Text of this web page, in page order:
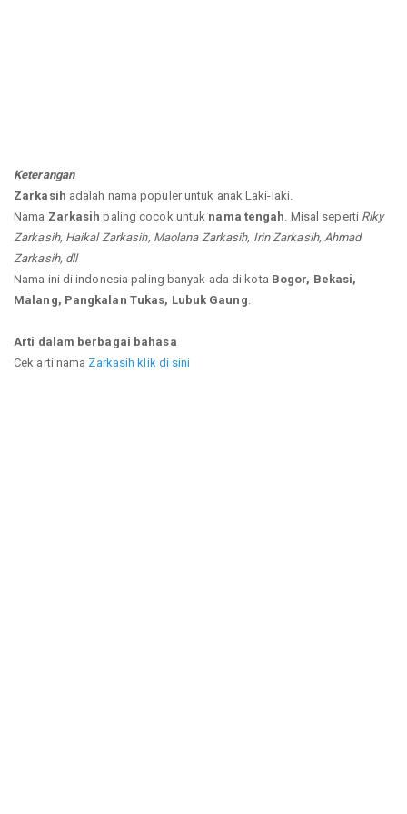
Keterangan
Zarkasih adalah nama populer untuk anak Laki-laki.
Nama Zarkasih paling cocok untuk nama tengah . Misal seperti Riky
Zarkasih, Haikal Zarkasih, Maolana Zarkasih, Irin Zarkasih, Ahmad
Zarkasih, dll
Nama ini di indonesia paling banyak ada di kota Bogor, Bekasi,
Malang, Pangkalan Tukas, Lubuk Gaung
Arti dalam berbagai bahasa
Cek arti nama Zarkasih klik di sini